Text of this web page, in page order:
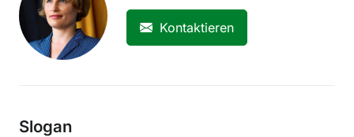
Kontaktieren
Slogan